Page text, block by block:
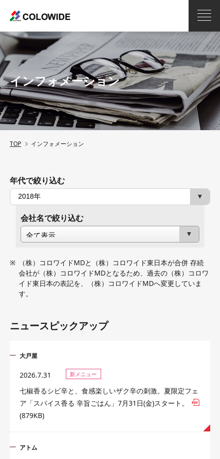
インフォメーション
TOP インフォメーション
年代で絞り込む
会社名で絞り込む
（株）コロワイドMDと（株）コロワイド東日本が合併 存続
会社が（株）コロワイドMDとなるため、過去の（株）コロワ
イド東日本の表記を、（株）コロワイドMDへ変更していま
す。
ニュースピックアップ
大戸屋
2026.7.31 新メニュー
七椒香るシビ辛と、食感楽しいザク辛の刺激。夏限定フェ
ア「スパイス香る 辛旨ごはん」7月31日(金)スタート。
(879KB)
アトム